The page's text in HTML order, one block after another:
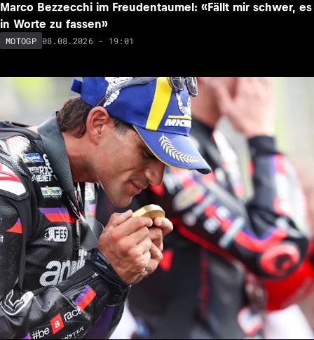
Marco Bezzecchi im Freudentaumel: «Fällt mir schwer, es
in Worte zu fassen»
MOTOGP 08.08.2026 - 19:01